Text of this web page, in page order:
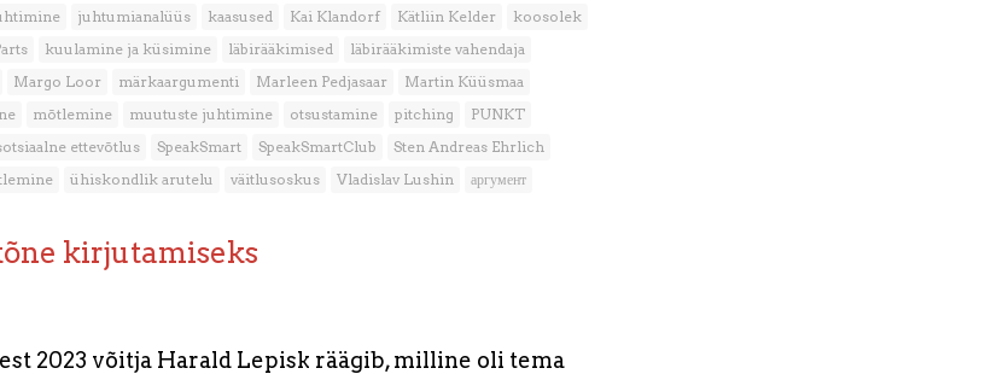
juhtumianalüüs kaasused Kai Klandorf Kätliin Kelder
koosolek
kuulamine ja küsimine läbirääkimised
läbirääkimiste vahendaja
Margo Loor märkaargumenti Marleen Pedjasaar
Martin Küüsmaa
mõtlemine muutuste juhtimine otsustamine pitching
PUNKT
ettevõtlus SpeakSmart SpeakSmartClub
Sten Andreas Ehrlich
ühiskondlik arutelu väitlusoskus Vladislav Lushin аргумент
kirjutamiseks
2023 võitja Harald Lepisk räägib, milline oli tema